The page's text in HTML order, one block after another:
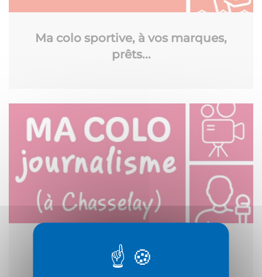
Ma colo sportive, à vos marques,
prêts...
Ma colo journalisme, deviens
reporters de l’Histoire !